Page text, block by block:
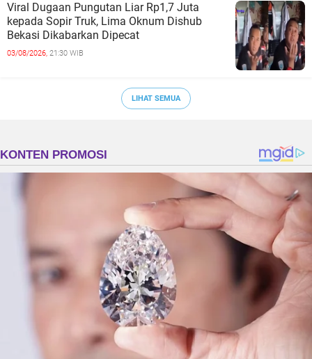
Viral Dugaan Pungutan Liar Rp1,7 Juta
kepada Sopir Truk, Lima Oknum Dishub
Bekasi Dikabarkan Dipecat
03/08/2026, 21:30 WIB
LIHAT SEMUA